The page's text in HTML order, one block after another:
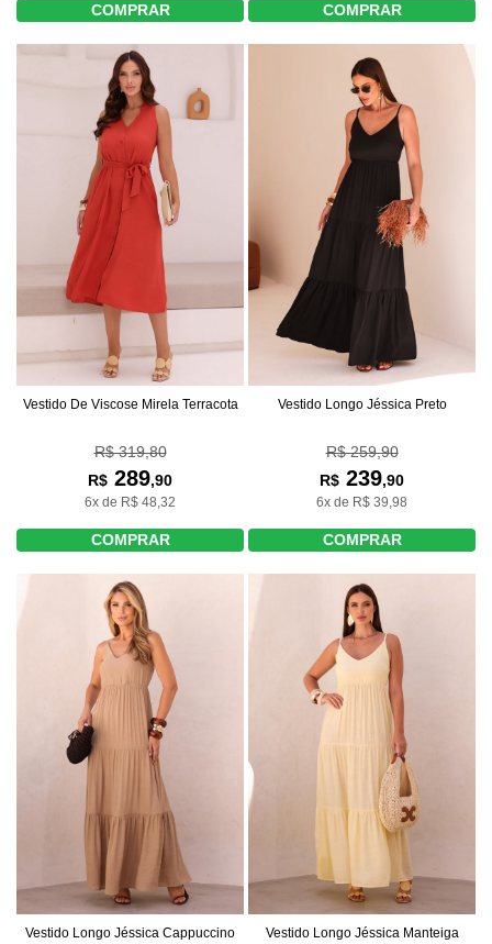
COMPRAR COMPRAR
Vestido De Viscose Mirela Terracota
R$ 319,80
R$ 289,90
6x de R$ 48,32
COMPRAR
Vestido Longo Jéssica Preto
R$ 259,90
R$ 239,90
6x de R$ 39,98
COMPRAR
Vestido Longo Jéssica Cappuccino Vestido Longo Jéssica Manteiga